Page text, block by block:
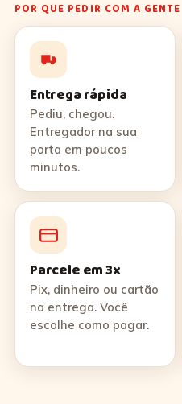
POR QUE PEDIR COM A GENTE
Entrega rápida
Pediu, chegou.
Entregador na sua
porta em poucos
minutos.
Parcele em 3x
Pix, dinheiro ou cartão
na entrega. Você
escolhe como pagar.